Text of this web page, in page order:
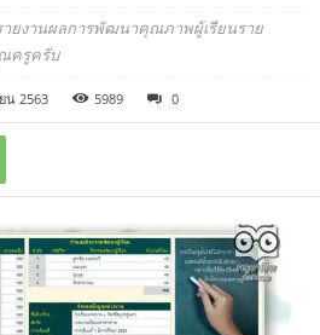
ยงานผลการพัฒนาคุณภาพผู้เรียนราย
ณครูครับ
น 2563 5989 0